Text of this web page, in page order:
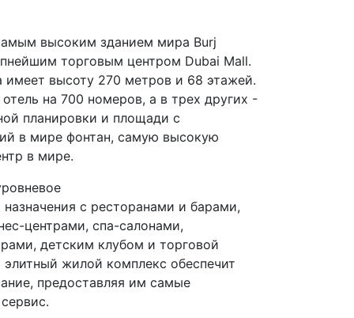
высоким зданием мира Burj
торговым центром Dubai Mall.
высоту 270 метров и 68 этажей.
на 700 номеров, а в трех других -
планировки и площади с
в мире фонтан, самую высокую
в мире.
с ресторанами и барами,
центрами, спа-салонами,
детским клубом и торговой
жилой комплекс обеспечит
предоставляя им самые